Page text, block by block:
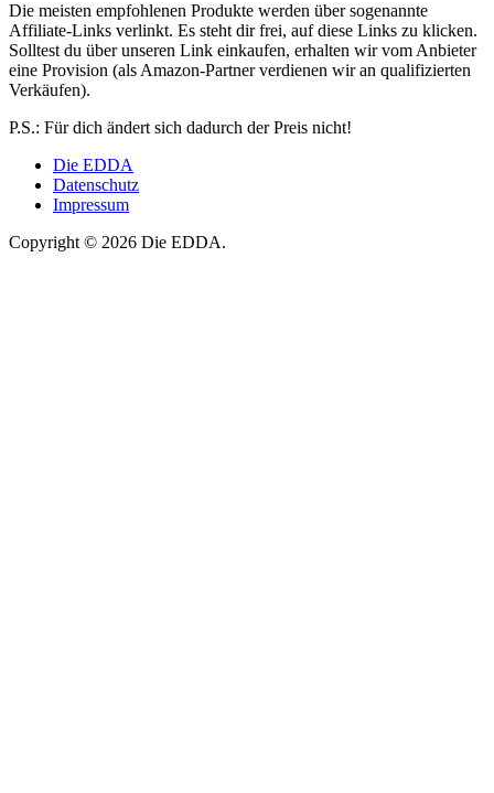
Die meisten empfohlenen Produkte werden über sogenannte
Affiliate-Links verlinkt. Es steht dir frei, auf diese Links zu klicken.
Solltest du über unseren Link einkaufen, erhalten wir vom Anbieter
eine Provision (als Amazon-Partner verdienen wir an qualifizierten
Verkäufen).
P.S.: Für dich ändert sich dadurch der Preis nicht!
Die EDDA
Datenschutz
Impressum
Copyright © 2026 Die EDDA.